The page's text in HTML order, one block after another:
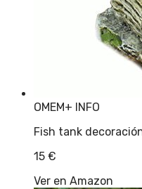
OMEM+ INFO
Fish tank
15 €
Ver en Amazon